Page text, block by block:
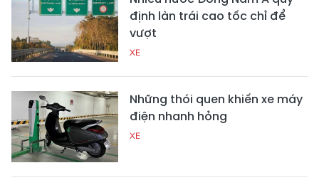
định làn trái cao tốc chỉ để
vượt
XE
Những thói quen khiến xe máy
điện nhanh hỏng
XE